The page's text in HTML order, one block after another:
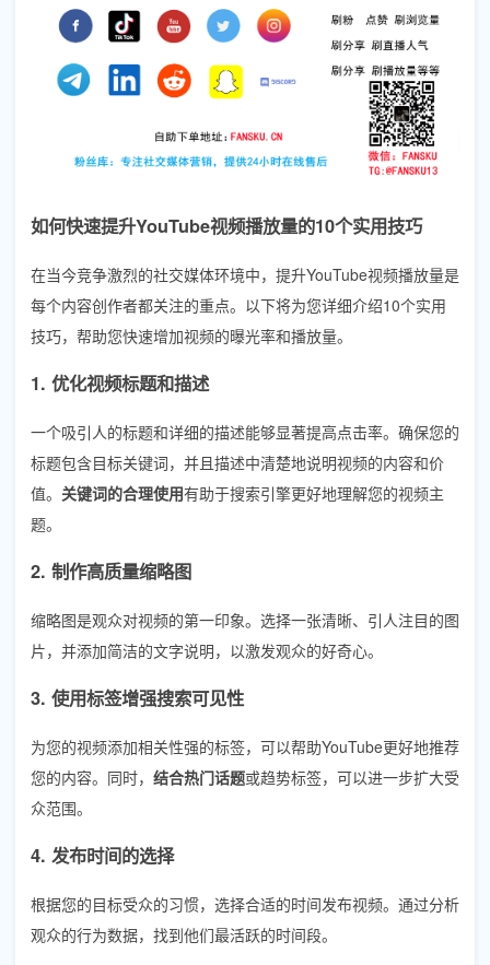
如何快速提升YouTube视频播放量的10个实用技巧
在当今竞争激烈的社交媒体环境中，提升YouTube视频播放量是
每个内容创作者都关注的重点。以下将为您详细介绍10个实用
技巧，帮助您快速增加视频的曝光率和播放量。
1. 优化视频标题和描述
一个吸引人的标题和详细的描述能够显著提高点击率。确保您的
标题包含目标关键词，并且描述中清楚地说明视频的内容和价
值。 关键词的合理使用有助于搜索引擎更好地理解您的视频主
题。
2. 制作高质量缩略图
缩略图是观众对视频的第一印象。选择一张清晰、引人注目的图
片，并添加简洁的文字说明，以激发观众的好奇心。
3. 使用标签增强搜索可见性
为您的视频添加相关性强的标签，可以帮助YouTube更好地推荐
您的内容。同时， 结合热门话题或趋势标签，可以进一步扩大受
众范围。
4. 发布时间的选择
根据您的目标受众的习惯，选择合适的时间发布视频。通过分析
观众的行为数据，找到他们最活跃的时间段。